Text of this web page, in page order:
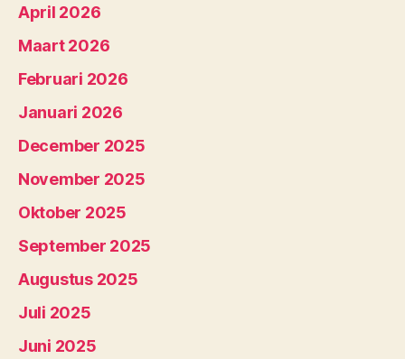
April 2026
Maart 2026
Februari 2026
Januari 2026
December 2025
November 2025
Oktober 2025
September 2025
Augustus 2025
Juli 2025
Juni 2025